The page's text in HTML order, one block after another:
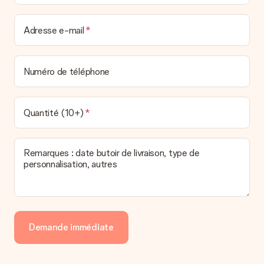
Adresse e-mail
Numéro de téléphone
Quantité (10+)
Remarques : date butoir de livraison, type de
personnalisation, autres
Demande immédiate